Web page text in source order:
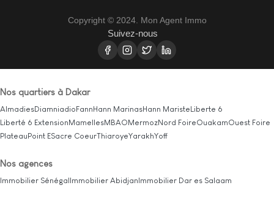
Copyright © 2024. Mon Agent Immo
Suivez-nous
Nos quartiers à Dakar
AlmadiesDiamniadioFannHann MarinasHann MaristeLiberte 6
Liberté 6 ExtensionMamellesMBAOMermozNord FoireOuakamOuest Foire
PlateauPoint ESacre CoeurThiaroyeYarakhYoff
Nos agences
Immobilier SénégalImmobilier AbidjanImmobilier Dar es Salaam